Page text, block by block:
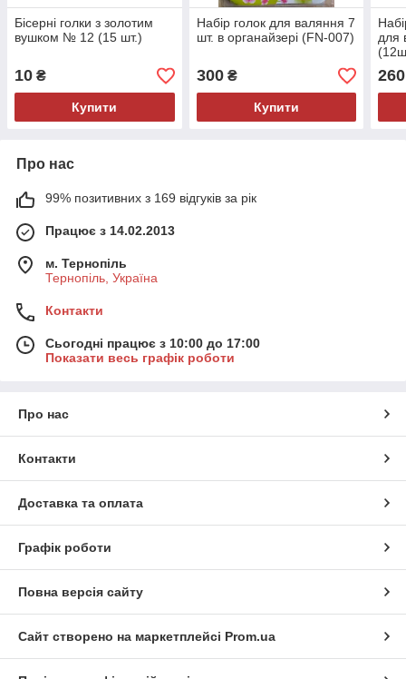
Бісерні голки з золотим
вушком № 12 (15 шт.)
10 ₴
Купити
Набір голок для валяння 7
шт. в органайзері (FN-007)
300₴
Купити
для
260
Про нас
99% позитивних з 169 відгуків за рік
Працює з 14.02.2013
м. Тернопіль
Тернопіль, Україна
Контакти
Сьогодні працює з 10:00 до 17:00
Показати весь графік роботи
Про нас
Контакти
Доставка та оплата
Графік роботи
Повна версія сайту
Сайт створено на маркетплейсі Prom.ua